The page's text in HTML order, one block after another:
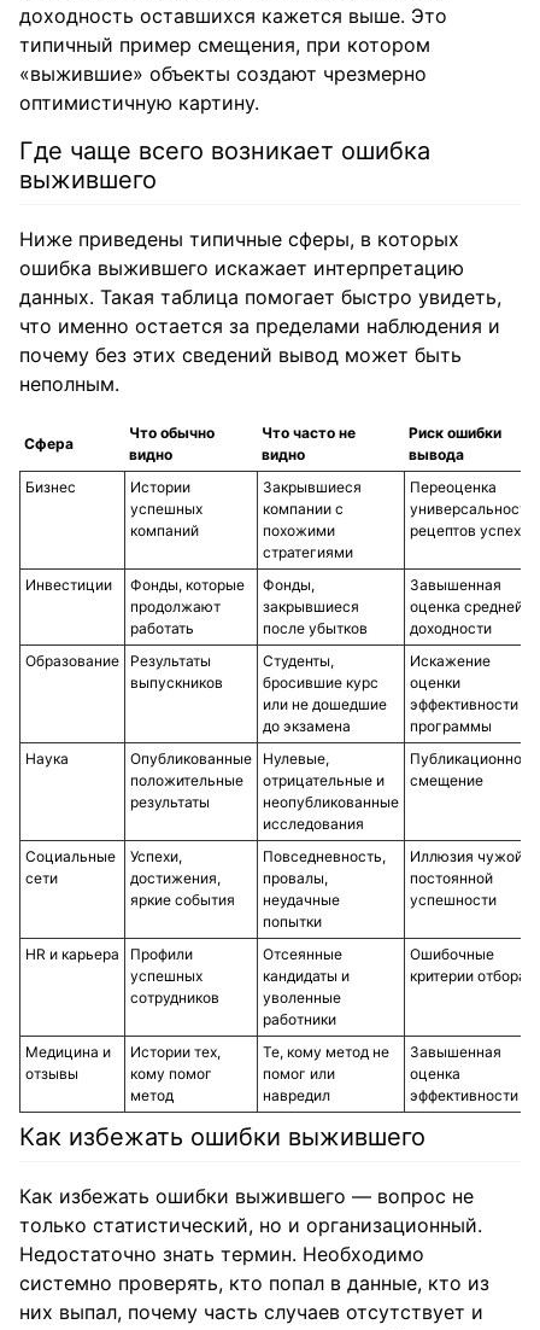
доходность оставшихся кажется выше. Это
типичный пример смещения, при котором
«выжившие» объекты создают чрезмерно
оптимистичную картину.
Где чаще всего возникает ошибка
выжившего
Ниже приведены типичные сферы, в которых
ошибка выжившего искажает интерпретацию
данных. Такая таблица помогает быстро увидеть,
что именно остается за пределами наблюдения и
почему без этих сведений вывод может быть
неполным.
Сфера
Что обычно
видно
Что часто не
видно
Риск ошибки
вывода
Бизнес
Истории
успешных
компаний
Закрывшиеся
компании с
похожими
стратегиями
Переоценка
универсальности
рецептов успеха
Инвестиции
Фонды, которые
продолжают
работать
Фонды,
закрывшиеся
после убытков
Завышенная
оценка средней
доходности
Образование
Результаты
выпускников
Студенты,
бросившие курс
или не дошедшие
до экзамена
Искажение
оценки
эффективности
программы
Наука
Опубликованные
положительные
результаты
Нулевые,
отрицательные и
неопубликованные
исследования
Публикационное
смещение
Социальные
сети
Успехи,
достижения,
яркие события
Повседневность,
провалы,
неудачные
попытки
Иллюзия чужой
постоянной
успешности
HR и карьера
Профили
успешных
сотрудников
Отсеянные
кандидаты и
уволенные
работники
Ошибочные
критерии отбора
Медицина и
отзывы
Истории тех,
кому помог
метод
Те, кому метод не
помог или
навредил
Завышенная
оценка
эффективности
Как избежать ошибки выжившего
Как избежать ошибки выжившего — вопрос не
только статистический, но и организационный.
Недостаточно знать термин. Необходимо
системно проверять, кто попал в данные, кто из
них выпал, почему часть случаев отсутствует и